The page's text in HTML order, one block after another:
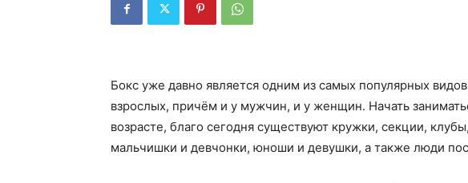
Бокс уже давно является одним из самых популярных
взрослых, причём и у мужчин, и у женщин. Начать
возрасте, благо сегодня существуют кружки, секции,
мальчишки и девчонки, юноши и девушки, а также люди